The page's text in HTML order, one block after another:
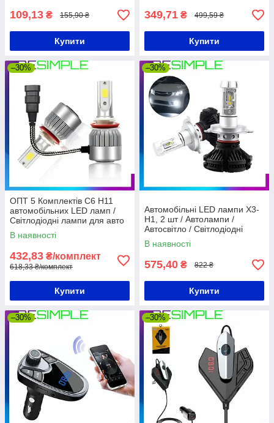
109,13 ₴ 155,90 ₴
Купити
349,71 ₴ 499,59 ₴
Купити
–30%
ОПТ 5 Комплектів C6 H11
автомобільних LED ламп /
Світлодіодні лампи для авто
В наявності
432,83 ₴/комплект
618,33 ₴/комплект
Купити
–30%
Автомобільні LED лампи X3-
H1, 2 шт / Автолампи /
Автосвітло / Світлодіодні
лампочки / Комплект ламп
В наявності
575,40 ₴ 822 ₴
Купити
–30% –30%